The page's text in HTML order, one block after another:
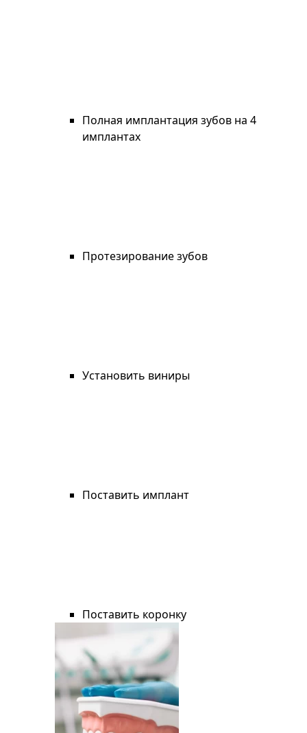
Полная имплантация зубов на 4
имплантах
Протезирование зубов
Установить виниры
Поставить имплант
Поставить коронку